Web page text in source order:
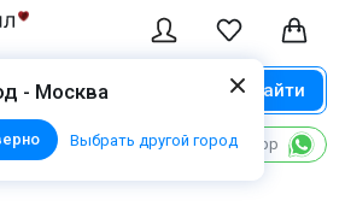
- Москва
Выбрать другой город
Найти
Написать в WhatsApp